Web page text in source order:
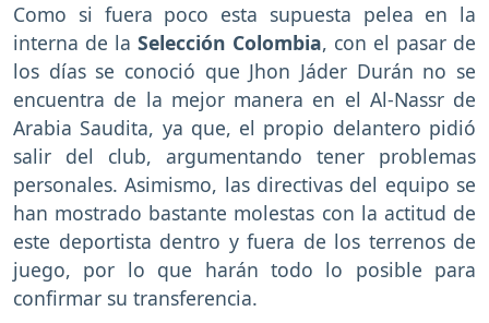
Como si fuera poco esta supuesta pelea en la
interna de la Selección Colombia, con el pasar de
los días se conoció que Jhon Jáder Durán no se
encuentra de la mejor manera en el Al-Nassr de
Arabia Saudita, ya que, el propio delantero pidió
salir del club, argumentando tener problemas
personales. Asimismo, las directivas del equipo se
han mostrado bastante molestas con la actitud de
este deportista dentro y fuera de los terrenos de
juego, por lo que harán todo lo posible para
confirmar su transferencia.